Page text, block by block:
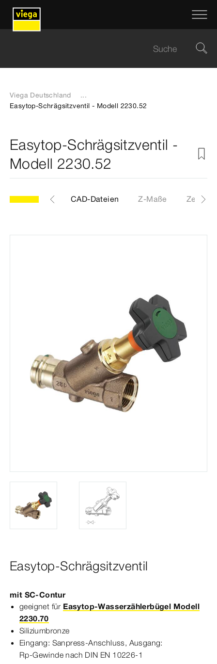
Viega Deutschland
...
Easytop-Schrägsitzventil - Modell 2230.52
Easytop-Schrägsitzventil -
Modell 2230.52
Etiketten CAD-Dateien Z-Maße
Easytop-Schrägsitzventil
mit SC‑Contur
geeignet für Easytop-Wasserzählerbügel Modell
2230.70
Siliziumbronze
Eingang: Sanpress-​Anschluss, Ausgang:
Rp‑Gewinde nach DIN EN 10226‑1